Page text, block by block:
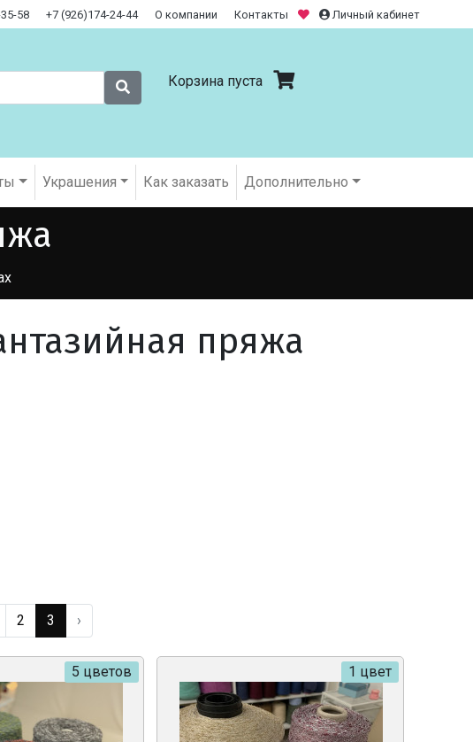
58 +7 (926)174-24-44 О компании Контакты Личный кабинет
Корзина пуста
Украшения Как заказать Дополнительно
пряжа
2 3 ›
5 цветов 1 цвет